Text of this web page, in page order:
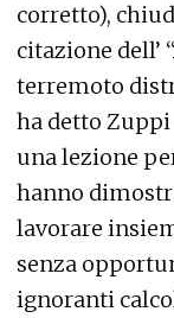
corretto),
citazione dell’
terremoto
ha detto
una lezione
hanno
lavorare
senza
ignoranti